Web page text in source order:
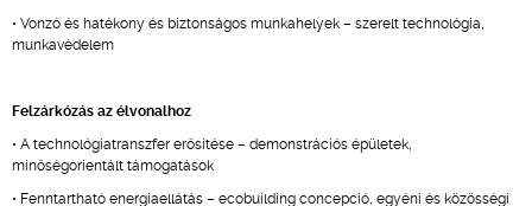
• Vonzó és hatékony és biztonságos munkahelyek – szerelt technológia,
munkavédelem
Felzárkózás az élvonalhoz
• A technológiatranszfer erősítése – demonstrációs épületek,
minőségorientált támogatások
• Fenntartható energiaellátás – ecobuilding concepció, egyéni és közösségi